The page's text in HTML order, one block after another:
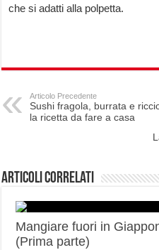
che si adatti alla polpetta.
Articolo Precedente
Sushi fragola, burrata e
la ricetta da fare a casa
Articoli correlati
Mangiare fuori in
(Prima parte)